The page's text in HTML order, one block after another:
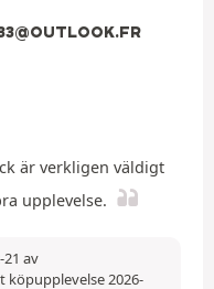
är verkligen väldigt
upplevelse.
av
köpupplevelse 2026-